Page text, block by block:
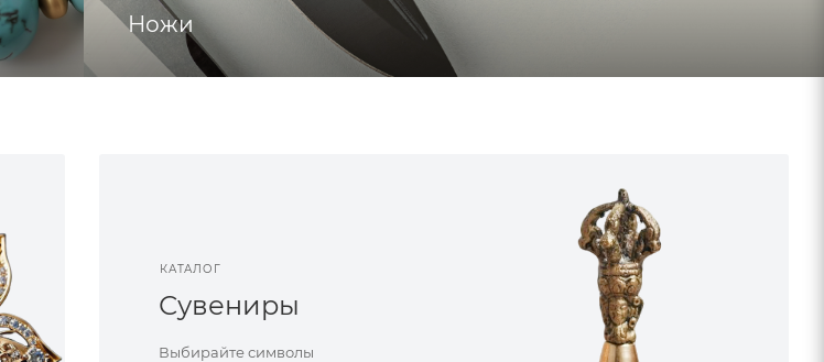
Ножи
КАТАЛОГ
Сувениры
Выбирайте символы